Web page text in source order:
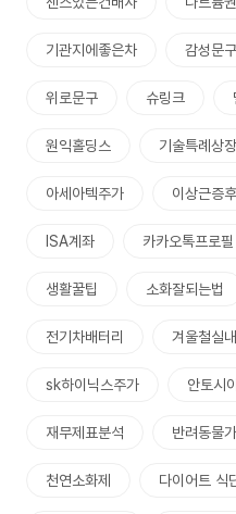
기관지에좋은차 감성문구
위로문구 슈링크
원익홀딩스 기술특례상장
아세아텍주가 이상근증
ISA계좌 카카오톡프로필
생활꿀팁 소화잘되는법
전기차배터리 겨울철실
sk하이닉스주가 안토시
재무제표분석 반려동물
천연소화제 다이어트 식